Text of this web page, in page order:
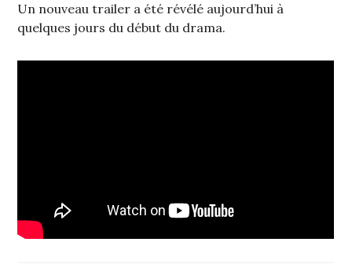
Un nouveau trailer a été révélé aujourd’hui à
quelques jours du début du drama.